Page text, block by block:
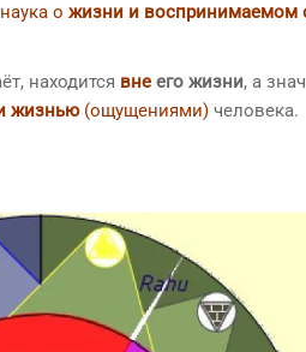
наука о жизни и воспринимаемом
находится вне его жизни, а
жизнью(ощущениями) человека.